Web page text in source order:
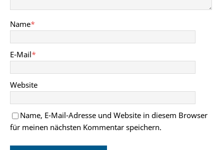
Name*
E-Mail*
Website
Name, E-Mail-Adresse und Website in diesem Browser
für meinen nächsten Kommentar speichern.